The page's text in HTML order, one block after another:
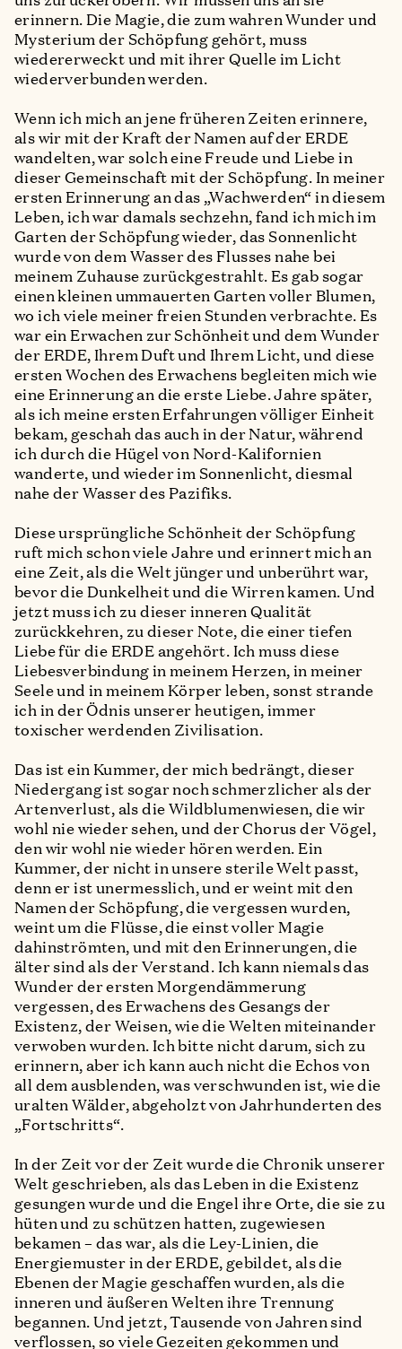
erinnern. Die Magie, die zum wahren Wunder und
Mysterium der Schöpfung gehört, muss
wiedererweckt und mit ihrer Quelle im Licht
wiederverbunden werden.
Wenn ich mich an jene früheren Zeiten erinnere,
als wir mit der Kraft der Namen auf der ERDE
wandelten, war solch eine Freude und Liebe in
dieser Gemeinschaft mit der Schöpfung. In meiner
ersten Erinnerung an das „Wachwerden“ in diesem
Leben, ich war damals sechzehn, fand ich mich im
Garten der Schöpfung wieder, das Sonnenlicht
wurde von dem Wasser des Flusses nahe bei
meinem Zuhause zurückgestrahlt. Es gab sogar
einen kleinen ummauerten Garten voller Blumen,
wo ich viele meiner freien Stunden verbrachte. Es
war ein Erwachen zur Schönheit und dem Wunder
der ERDE, Ihrem Duft und Ihrem Licht, und diese
ersten Wochen des Erwachens begleiten mich wie
eine Erinnerung an die erste Liebe. Jahre später,
als ich meine ersten Erfahrungen völliger Einheit
bekam, geschah das auch in der Natur, während
ich durch die Hügel von Nord-Kalifornien
wanderte, und wieder im Sonnenlicht, diesmal
nahe der Wasser des Pazifiks.
Diese ursprüngliche Schönheit der Schöpfung
ruft mich schon viele Jahre und erinnert mich an
eine Zeit, als die Welt jünger und unberührt war,
bevor die Dunkelheit und die Wirren kamen. Und
jetzt muss ich zu dieser inneren Qualität
zurückkehren, zu dieser Note, die einer tiefen
Liebe für die ERDE angehört. Ich muss diese
Liebesverbindung in meinem Herzen, in meiner
Seele und in meinem Körper leben, sonst strande
ich in der Ödnis unserer heutigen, immer
toxischer werdenden Zivilisation.
Das ist ein Kummer, der mich bedrängt, dieser
Niedergang ist sogar noch schmerzlicher als der
Artenverlust, als die Wildblumenwiesen, die wir
wohl nie wieder sehen, und der Chorus der Vögel,
den wir wohl nie wieder hören werden. Ein
Kummer, der nicht in unsere sterile Welt passt,
denn er ist unermesslich, und er weint mit den
Namen der Schöpfung, die vergessen wurden,
weint um die Flüsse, die einst voller Magie
dahinströmten, und mit den Erinnerungen, die
älter sind als der Verstand. Ich kann niemals das
Wunder der ersten Morgendämmerung
vergessen, des Erwachens des Gesangs der
Existenz, der Weisen, wie die Welten miteinander
verwoben wurden. Ich bitte nicht darum, sich zu
erinnern, aber ich kann auch nicht die Echos von
all dem ausblenden, was verschwunden ist, wie die
uralten Wälder, abgeholzt von Jahrhunderten des
„Fortschritts“.
In der Zeit vor der Zeit wurde die Chronik unserer
Welt geschrieben, als das Leben in die Existenz
gesungen wurde und die Engel ihre Orte, die sie zu
hüten und zu schützen hatten, zugewiesen
bekamen – das war, als die Ley-Linien, die
Energiemuster in der ERDE, gebildet, als die
Ebenen der Magie geschaffen wurden, als die
inneren und äußeren Welten ihre Trennung
begannen. Und jetzt, Tausende von Jahren sind
verflossen, so viele Gezeiten gekommen und